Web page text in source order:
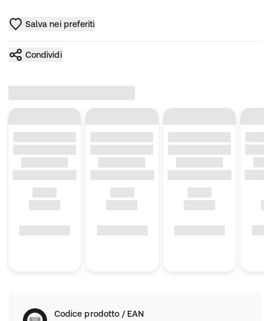
Salva nei preferiti
Condividi
Codice prodotto / EAN